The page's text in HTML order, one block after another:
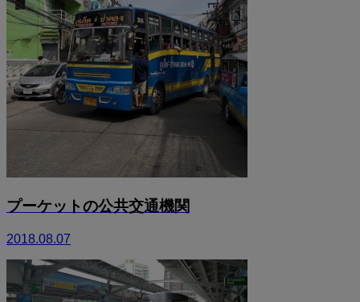
プーケットの公共交通機関
2018.08.07